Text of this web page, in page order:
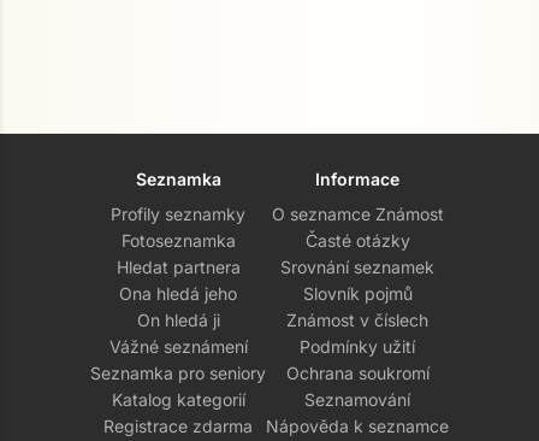
Seznamka
Profily seznamky
Fotoseznamka
Hledat partnera
Ona hledá jeho
On hledá ji
Vážné seznámení
Seznamka pro seniory
Katalog kategorií
Registrace zdarma
Informace
O seznamce Známost
Časté otázky
Srovnání seznamek
Slovník pojmů
Známost v číslech
Podmínky užití
Ochrana soukromí
Seznamování
Nápověda k seznamce